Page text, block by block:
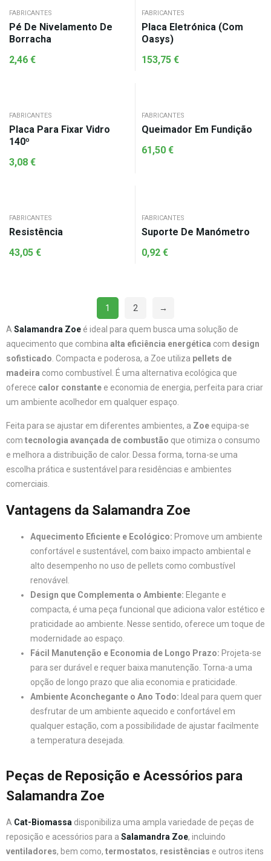
FABRICANTES
Pé De Nivelamento De
Borracha
2,46 €
FABRICANTES
Placa Eletrónica (Com
Oasys)
153,75 €
FABRICANTES
Placa Para Fixar Vidro
140º
3,08 €
FABRICANTES
Queimador Em Fundição
61,50 €
FABRICANTES
Resistência
43,05 €
FABRICANTES
Suporte De Manómetro
0,92 €
1 2 →
ASalamandra Zoe é ideal para quem busca uma solução de
aquecimento que combina alta eficiência energética com design
sofisticado. Compacta e poderosa, a Zoe utiliza pellets de
madeira como combustível. É uma alternativa ecológica que
oferece calor constante e economia de energia, perfeita para criar
um ambiente acolhedor em qualquer espaço.
Feita para se ajustar em diferentes ambientes, a Zoe equipa-se
com tecnologia avançada de combustão que otimiza o consumo
e melhora a distribuição de calor. Dessa forma, torna-se uma
escolha prática e sustentável para residências e ambientes
comerciais.
Vantagens da Salamandra Zoe
Aquecimento Eficiente e Ecológico: Promove um ambiente
confortável e sustentável, com baixo impacto ambiental e
alto desempenho no uso de pellets como combustível
renovável.
Design que Complementa o Ambiente: Elegante e
compacta, é uma peça funcional que adiciona valor estético e
praticidade ao ambiente. Nesse sentido, oferece um toque de
modernidade ao espaço.
Fácil Manutenção e Economia de Longo Prazo: Projeta-se
para ser durável e requer baixa manutenção. Torna-a uma
opção de longo prazo que alia economia e praticidade.
Ambiente Aconchegante o Ano Todo: Ideal para quem quer
desfrutar de um ambiente aquecido e confortável em
qualquer estação, com a possibilidade de ajustar facilmente
a temperatura desejada.
Peças de Reposição e Acessórios para
Salamandra Zoe
A Cat-Biomassa disponibiliza uma ampla variedade de peças de
reposição e acessórios para a Salamandra Zoe, incluindo
ventiladores, bem como, termostatos, resistências e outros itens